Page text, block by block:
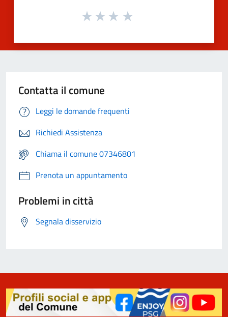
Contatta il comune
Leggi le domande frequenti
Richiedi Assistenza
Chiama il comune 07346801
Prenota un appuntamento
Problemi in città
Segnala disservizio